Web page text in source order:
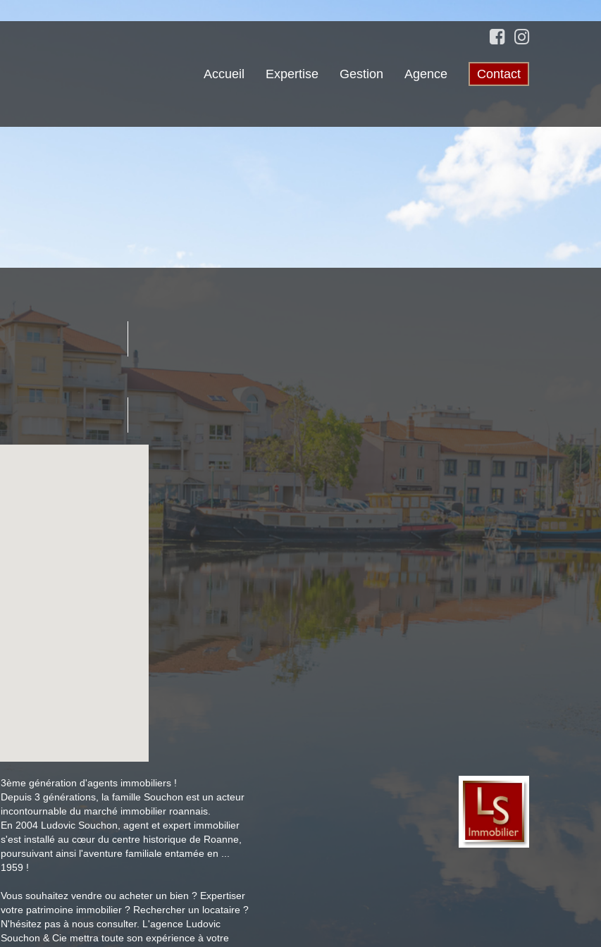
Accueil Expertise Gestion Agence Contact
3ème génération d'agents immobiliers !
Depuis 3 générations, la famille Souchon est un acteur
incontournable du marché immobilier roannais.
En 2004 Ludovic Souchon, agent et expert immobilier
s'est installé au cœur du centre historique de Roanne,
poursuivant ainsi l'aventure familiale entamée en ...
1959 !
Vous souhaitez vendre ou acheter un bien ? Expertiser
votre patrimoine immobilier ? Rechercher un locataire ?
N'hésitez pas à nous consulter. L'agence Ludovic
Souchon & Cie mettra toute son expérience à votre